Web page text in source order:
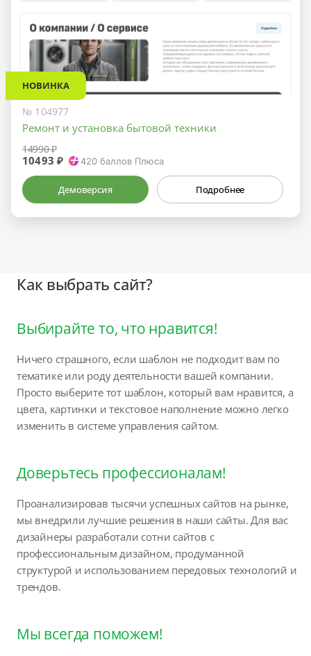
НОВИНКА
№ 104977
Ремонт и установка бытовой техники
14990 ₽
10493 ₽ 420 баллов Плюса
Демоверсия Подробнее
Как выбрать сайт?
Выбирайте то, что нравится!
Ничего страшного, если шаблон не подходит вам по
тематике или роду деятельности вашей компании.
Просто выберите тот шаблон, который вам нравится, а
цвета, картинки и текстовое наполнение можно легко
изменить в системе управления сайтом.
Доверьтесь профессионалам!
Проанализировав тысячи успешных сайтов на рынке,
мы внедрили лучшие решения в наши сайты. Для вас
дизайнеры разработали сотни сайтов с
профессиональным дизайном, продуманной
структурой и использованием передовых технологий и
трендов.
Мы всегда поможем!